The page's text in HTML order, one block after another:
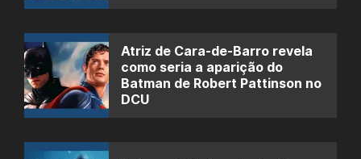
Atriz de Cara-de-Barro revela
como seria a aparição do
Batman de Robert Pattinson no
DCU